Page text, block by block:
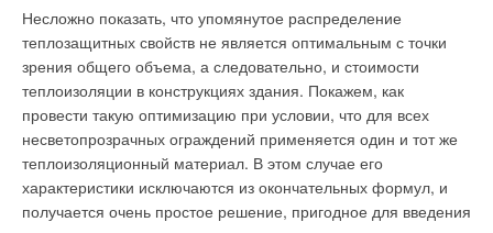
Несложно показать, что упомянутое распределение
теплозащитных свойств не является оптимальным с точки
зрения общего объема, а следовательно, и стоимости
теплоизоляции в конструкциях здания. Покажем, как
провести такую оптимизацию при условии, что для всех
несветопрозрачных ограждений применяется один и тот же
теплоизоляционный материал. В этом случае его
характеристики исключаются из окончательных формул, и
получается очень простое решение, пригодное для введения
отсутствуют выделения вредных веществ и продуктов
горения;
универсальность, позволяющая работать с любыми
котлами настенного исполнения всех производителей.
Комплекс полностью автоматизирован и прост в
подключении и обслуживании, что делает его весьма
привлекательным для монтажных и строительных компаний,
а также для конечных потребителей.
каминная. Правильно сделанный камин создает перед собой
зону лучевого обогрева. Это обеспечивает благоприятный
температурный градиент и является главной составляющей
«каминного» удовольствия. Камин увеличивает
воздухообмен, и если здание не имеет достаточной
инфильтрации, то поступление воздуха должно быть
организовано специально. В свою очередь, увеличенный
воздухообмен понижает температуру воздуха, что является
другой обязательной составляющей каминного комфорта,